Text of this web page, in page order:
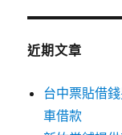
鍵
近期文章
台中票貼借
車借款